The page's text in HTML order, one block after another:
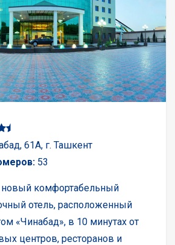
61A, г. Ташкент
53
новый комфортабельный
отель, расположенный
«Чинабад», в 10 минутах от
центров, ресторанов и